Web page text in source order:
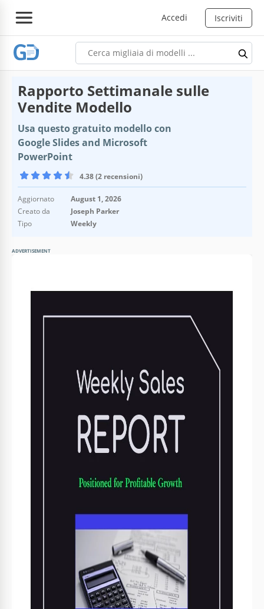
Accedi Iscriviti
Rapporto Settimanale sulle
Vendite Modello
Usa questo gratuito modello con
Google Slides and Microsoft
PowerPoint
4.38 (2 recensioni)
Aggiornato
August 1, 2026
Creato da
Joseph Parker
Tipo
Weekly
ADVERTISEMENT